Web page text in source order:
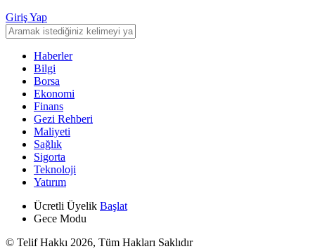
Giriş Yap
Haberler
Bilgi
Borsa
Ekonomi
Finans
Gezi Rehberi
Maliyeti
Sağlık
Sigorta
Teknoloji
Yatırım
Ücretli Üyelik Başlat
Gece Modu
© Telif Hakkı 2026, Tüm Hakları Saklıdır